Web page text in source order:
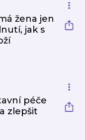
žena jen
jak s
péče
zlepšit